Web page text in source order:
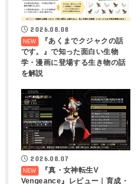
2026.08.08
『あくまでクジャクの話
です。』で知った面白い生物
学・漫画に登場する生き物の話
を解説
2026.08.07
『真・女神転生V
Vengeance』レビュー｜育成・